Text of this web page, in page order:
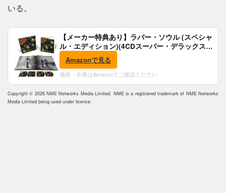
いる。
【メーカー特典あり】ラバー・ソウル (スペシャ
ル・エディション)(4CDスーパー・デラックス)
(完全生産限定盤)(SHM-CD)(特典:B2ポスター付)
Amazonで見る
価格・在庫はAmazonでご確認ください
Copyright © 2026 NME Networks Media Limited. NME is a registered trademark of NME Networks
Media Limited being used under licence.